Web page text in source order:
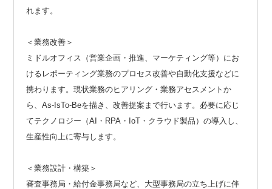
れます。
＜業務改善＞
ミドルオフィス（営業企画・推進、マーケティング等）にお
けるレポーティング業務のプロセス改善や自動化支援などに
携わります。現状業務のヒアリング・業務アセスメントか
ら、As-IsTo-Beを描き、改善提案まで行います。必要に応じ
てテクノロジー（AI・RPA・IoT・クラウド製品）の導入し、
生産性向上に寄与します。
＜業務設計・構築＞
審査事務局・給付金事務局など、大型事務局の立ち上げに伴